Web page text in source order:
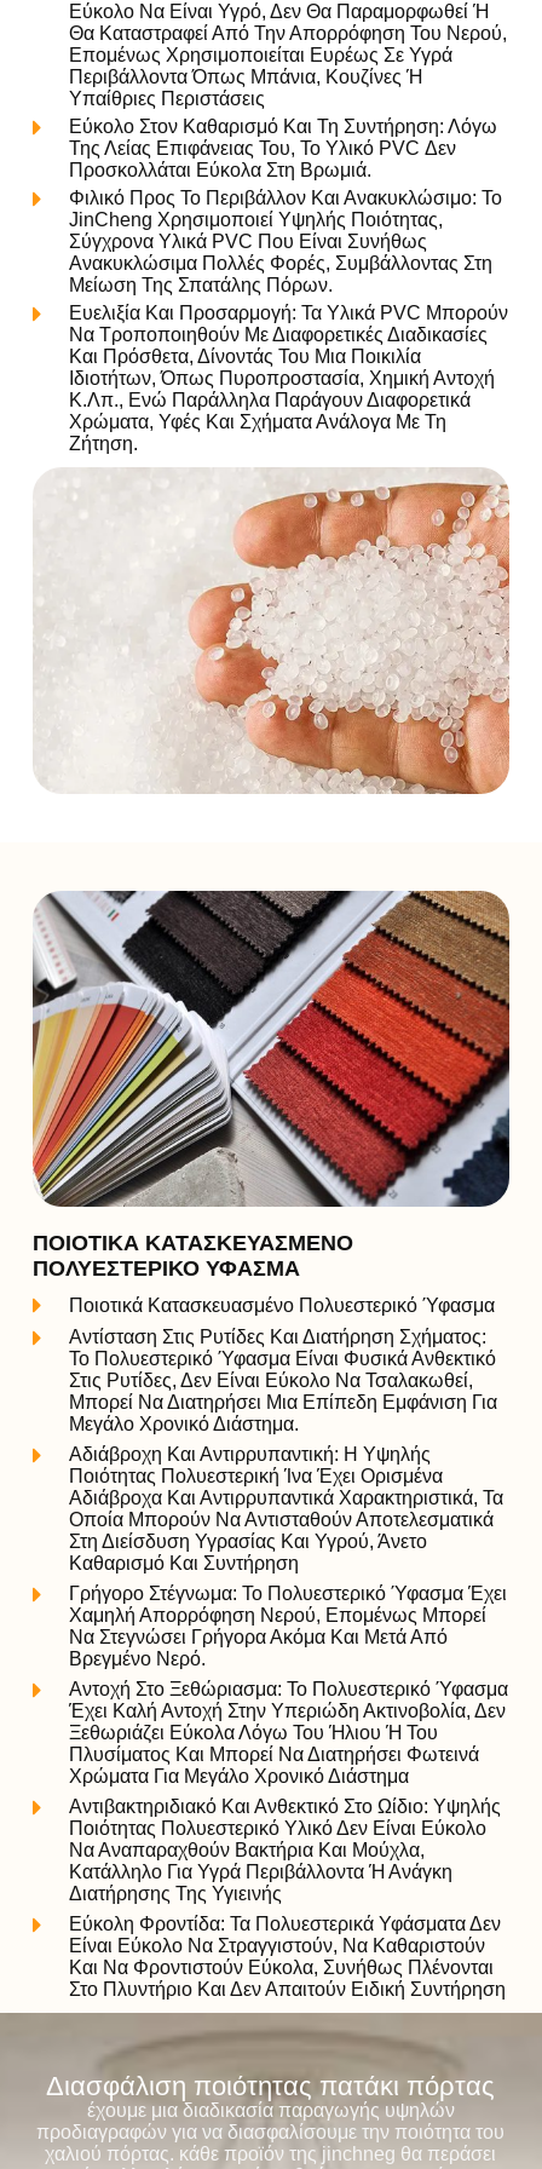
Εύκολο Να Είναι Υγρό, Δεν Θα Παραμορφωθεί Ή
Θα Καταστραφεί Από Την Απορρόφηση Του Νερού,
Επομένως Χρησιμοποιείται Ευρέως Σε Υγρά
Περιβάλλοντα Όπως Μπάνια, Κουζίνες Ή
Υπαίθριες Περιστάσεις
Εύκολο Στον Καθαρισμό Και Τη Συντήρηση: Λόγω
Της Λείας Επιφάνειας Του, Το Υλικό PVC Δεν
Προσκολλάται Εύκολα Στη Βρωμιά.
Φιλικό Προς Το Περιβάλλον Και Ανακυκλώσιμο: Το
JinCheng Χρησιμοποιεί Υψηλής Ποιότητας,
Σύγχρονα Υλικά PVC Που Είναι Συνήθως
Ανακυκλώσιμα Πολλές Φορές, Συμβάλλοντας Στη
Μείωση Της Σπατάλης Πόρων.
Ευελιξία Και Προσαρμογή: Τα Υλικά PVC Μπορούν
Να Τροποποιηθούν Με Διαφορετικές Διαδικασίες
Και Πρόσθετα, Δίνοντάς Του Μια Ποικιλία
Ιδιοτήτων, Όπως Πυροπροστασία, Χημική Αντοχή
Κ.λπ., Ενώ Παράλληλα Παράγουν Διαφορετικά
Χρώματα, Υφές Και Σχήματα Ανάλογα Με Τη
Ζήτηση.
ΠΟΙΟΤΙΚΆ ΚΑΤΑΣΚΕΥΑΣΜΈΝΟ
ΠΟΛΥΕΣΤΕΡΙΚΌ ΎΦΑΣΜΑ
Ποιοτικά Κατασκευασμένο Πολυεστερικό Ύφασμα
Αντίσταση Στις Ρυτίδες Και Διατήρηση Σχήματος:
Το Πολυεστερικό Ύφασμα Είναι Φυσικά Ανθεκτικό
Στις Ρυτίδες, Δεν Είναι Εύκολο Να Τσαλακωθεί,
Μπορεί Να Διατηρήσει Μια Επίπεδη Εμφάνιση Για
Μεγάλο Χρονικό Διάστημα.
Αδιάβροχη Και Αντιρρυπαντική: Η Υψηλής
Ποιότητας Πολυεστερική Ίνα Έχει Ορισμένα
Αδιάβροχα Και Αντιρρυπαντικά Χαρακτηριστικά, Τα
Οποία Μπορούν Να Αντισταθούν Αποτελεσματικά
Στη Διείσδυση Υγρασίας Και Υγρού, Άνετο
Καθαρισμό Και Συντήρηση
Γρήγορο Στέγνωμα: Το Πολυεστερικό Ύφασμα Έχει
Χαμηλή Απορρόφηση Νερού, Επομένως Μπορεί
Να Στεγνώσει Γρήγορα Ακόμα Και Μετά Από
Βρεγμένο Νερό.
Αντοχή Στο Ξεθώριασμα: Το Πολυεστερικό Ύφασμα
Έχει Καλή Αντοχή Στην Υπεριώδη Ακτινοβολία, Δεν
Ξεθωριάζει Εύκολα Λόγω Του Ήλιου Ή Του
Πλυσίματος Και Μπορεί Να Διατηρήσει Φωτεινά
Χρώματα Για Μεγάλο Χρονικό Διάστημα
Αντιβακτηριδιακό Και Ανθεκτικό Στο Ωίδιο: Υψηλής
Ποιότητας Πολυεστερικό Υλικό Δεν Είναι Εύκολο
Να Αναπαραχθούν Βακτήρια Και Μούχλα,
Κατάλληλο Για Υγρά Περιβάλλοντα Ή Ανάγκη
Διατήρησης Της Υγιεινής
Εύκολη Φροντίδα: Τα Πολυεστερικά Υφάσματα Δεν
Είναι Εύκολο Να Στραγγιστούν, Να Καθαριστούν
Και Να Φροντιστούν Εύκολα, Συνήθως Πλένονται
Στο Πλυντήριο Και Δεν Απαιτούν Ειδική Συντήρηση
Διασφάλιση ποιότητας πατάκι πόρτας
έχουμε μια διαδικασία παραγωγής υψηλών
προδιαγραφών για να διασφαλίσουμε την ποιότητα του
χαλιού πόρτας. κάθε προϊόν της jinchneg θα περάσει